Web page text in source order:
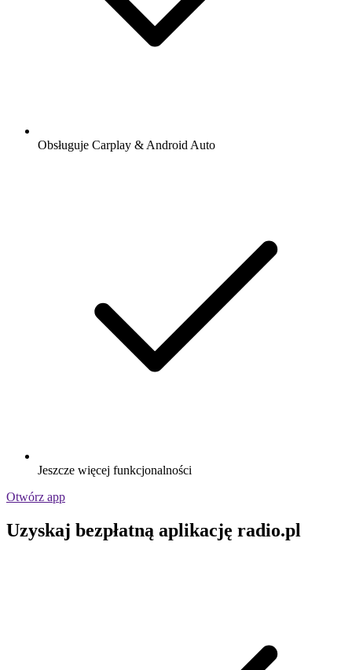
Obsługuje Carplay & Android Auto
Jeszcze więcej funkcjonalności
Otwórz app
Uzyskaj bezpłatną aplikację radio.pl